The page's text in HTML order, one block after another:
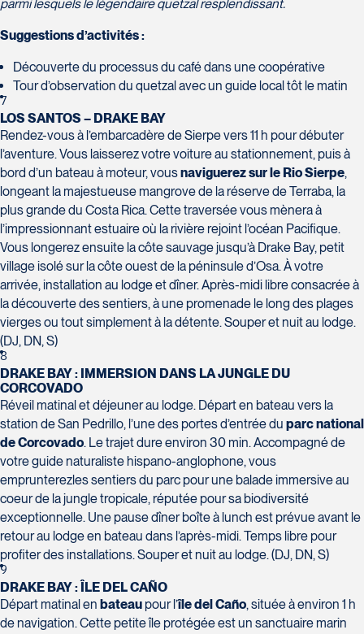
parmi lesquels le légendaire quetzal resplendissant.
Suggestions d’activités :
Découverte du processus du café dans une coopérative
Tour d’observation du quetzal avec un guide local tôt le matin
7
LOS SANTOS – DRAKE BAY
Rendez-vous à l’embarcadère de Sierpe vers 11 h pour débuter
l’aventure. Vous laisserez votre voiture au stationnement, puis à
bord d’un bateau à moteur, vousnaviguerez sur le Rio Sierpe,
longeant la majestueuse mangrove de la réserve de Terraba, la
plus grande du Costa Rica. Cette traversée vous mènera à
l’impressionnant estuaire où la rivière rejoint l’océan Pacifique.
Vous longerez ensuite la côte sauvage jusqu’à Drake Bay, petit
village isolé sur la côte ouest de la péninsule d’Osa. À votre
arrivée, installation au lodge et dîner. Après-midi libre consacrée à
la découverte des sentiers, à une promenade le long des plages
vierges ou tout simplement à la détente. Souper et nuit au lodge.
(DJ, DN, S)
8
DRAKE BAY : IMMERSION DANS LA JUNGLE DU
CORCOVADO
Réveil matinal et déjeuner au lodge. Départ en bateau vers la
station de San Pedrillo, l’une des portes d’entrée du parc national
de Corcovado. Le trajet dure environ 30 min. Accompagné de
votre guide naturaliste hispano-anglophone, vous
emprunterezles sentiers du parc pour une balade immersive au
coeur de la jungle tropicale, réputée pour sa biodiversité
exceptionnelle. Une pause dîner boîte à lunch est prévue avant le
retour au lodge en bateau dans l’après-midi. Temps libre pour
profiter des installations. Souper et nuit au lodge. (DJ, DN, S)
9
DRAKE BAY : ÎLE DEL CAÑO
Départ matinal en bateau pour l’île del Caño, située à environ 1 h
de navigation. Cette petite île protégée est un sanctuaire marin
Voyages Granby
157 rue Principale
Granby
J2G 2V5
0447
Voyages Jean-Pierre
2152 Boulevard Lapinière - Suite
104
Brossard
J4W 1L9
Tél :450-671-6654 / 1-888-461-
Voyages Tourbec Lapointe
1000 Boulevard Monseigneur
Langlois - Local 150
Salaberry-de-Valleyfield
J6S 0J7
Voyages Laurier du Vallon -
Siège social
2700 Boulevard Laurier - Édifice
Québec
G1V 4K5
Tél :418-653-1882 / 1-800-640-
1882
Voyages Paradis
2500 rue Beaurevoir, local 340
Québec
G2C 0M4
Tél :418-659-6650
Voyages Plein Soleil
4100 Boulevard de l'Auvergne -
Suite 108
Québec
G2C 1T8
Tél :418-847-1023 / 1-888-686-
0049